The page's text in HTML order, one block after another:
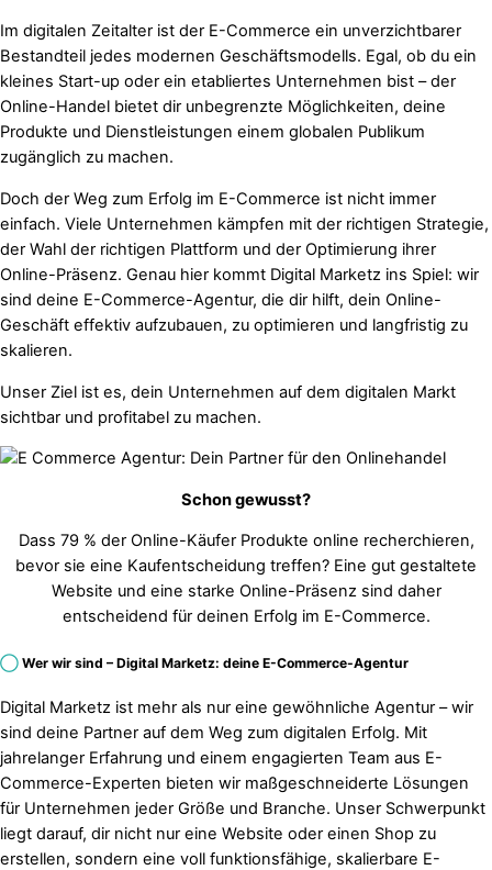
Im digitalen Zeitalter ist der E-Commerce ein unverzichtbarer
Bestandteil jedes modernen Geschäftsmodells. Egal, ob du ein
kleines Start-up oder ein etabliertes Unternehmen bist – der
Online-Handel bietet dir unbegrenzte Möglichkeiten, deine
Produkte und Dienstleistungen einem globalen Publikum
zugänglich zu machen.
Doch der Weg zum Erfolg im E-Commerce ist nicht immer
einfach. Viele Unternehmen kämpfen mit der richtigen Strategie,
der Wahl der richtigen Plattform und der Optimierung ihrer
Online-Präsenz. Genau hier kommt Digital Marketz ins Spiel: wir
sind deine E-Commerce-Agentur, die dir hilft, dein Online-
Geschäft effektiv aufzubauen, zu optimieren und langfristig zu
skalieren.
Unser Ziel ist es, dein Unternehmen auf dem digitalen Markt
sichtbar und profitabel zu machen.
Schon gewusst?
Dass 79 % der Online-Käufer Produkte online recherchieren,
bevor sie eine Kaufentscheidung treffen? Eine gut gestaltete
Website und eine starke Online-Präsenz sind daher
entscheidend für deinen Erfolg im E-Commerce.
◯ Wer wir sind – Digital Marketz: deine E-Commerce-Agentur
Digital Marketz ist mehr als nur eine gewöhnliche Agentur – wir
sind deine Partner auf dem Weg zum digitalen Erfolg. Mit
jahrelanger Erfahrung und einem engagierten Team aus E-
Commerce-Experten bieten wir maßgeschneiderte Lösungen
für Unternehmen jeder Größe und Branche. Unser Schwerpunkt
liegt darauf, dir nicht nur eine Website oder einen Shop zu
erstellen, sondern eine voll funktionsfähige, skalierbare E-